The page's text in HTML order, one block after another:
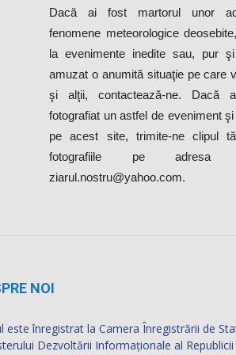
fenomene meteorologice
la evenimente inedite sau, pur
amuzat o anumită situaţie pe care
şi alţii, contactează-ne. Dacă
fotografiat un astfel de eveniment
pe acest site, trimite-ne clipul
fotografiile pe
ziarul.nostru@yahoo.com.
Dezvoltării Informaţionale al Republicii
de identificare de stat 1019607002666.